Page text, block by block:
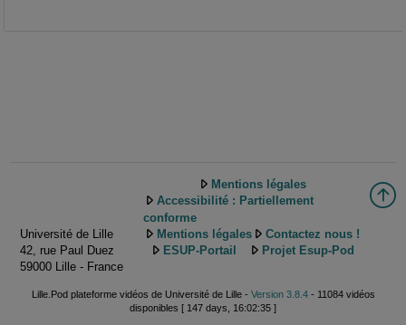
Université de Lille
42, rue Paul Duez
59000 Lille - France
Mentions légales
Accessibilité : Partiellement
conforme
Mentions légales
Contactez nous !
ESUP-Portail
Projet Esup-Pod
Lille.Pod plateforme vidéos de Université de Lille - Version 3.8.4- 11084 vidéos
disponibles [ 147 days, 16:02:35 ]